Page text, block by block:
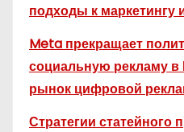
подходы к маркетингу
Meta прекращает
социальную рекламу
рынок цифровой
Стратегии статейного